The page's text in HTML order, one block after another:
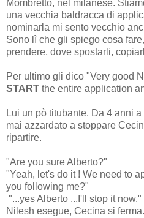
Mombretto, nel milanese.
una vecchia baldracca di
nominarla mi sento vecchio
Sono lì che gli spiego cosa
prendere, dove spostarli,
Per ultimo gli dico "Very good
START the entire application
Lui un pò titubante. Da 4 anni
mai azzardato a stoppare
ripartire.
"Are you sure Alberto?"
"Yeah, let's do it ! We need to
you following me?"
"...yes Alberto ...I'll stop it now."
Nilesh esegue, Cecina si ferma.